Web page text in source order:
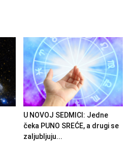
U NOVOJ SEDMICI: Jedne
čeka PUNO SREĆE, a drugi se
zaljubljuju...